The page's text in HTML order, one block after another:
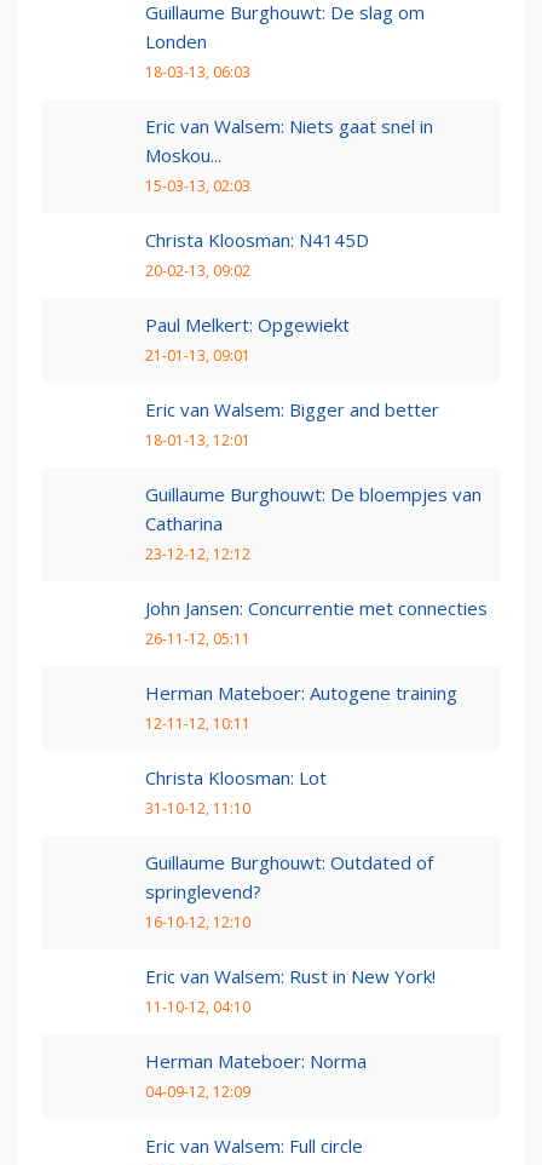
Guillaume Burghouwt: De slag om
Londen
18-03-13, 06:03
Eric van Walsem: Niets gaat snel in
Moskou...
15-03-13, 02:03
Christa Kloosman: N4145D
20-02-13, 09:02
Paul Melkert: Opgewiekt
21-01-13, 09:01
Eric van Walsem: Bigger and better
18-01-13, 12:01
Guillaume Burghouwt: De bloempjes van
Catharina
23-12-12, 12:12
John Jansen: Concurrentie met connecties
26-11-12, 05:11
Herman Mateboer: Autogene training
12-11-12, 10:11
Christa Kloosman: Lot
31-10-12, 11:10
Guillaume Burghouwt: Outdated of
springlevend?
16-10-12, 12:10
Eric van Walsem: Rust in New York!
11-10-12, 04:10
Herman Mateboer: Norma
04-09-12, 12:09
Eric van Walsem: Full circle